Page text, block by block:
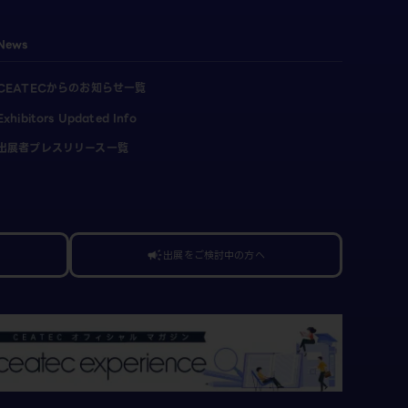
からのお知らせ一覧
Updated Info
展者プレスリリース一覧
campaign出展をご検討中の方へ